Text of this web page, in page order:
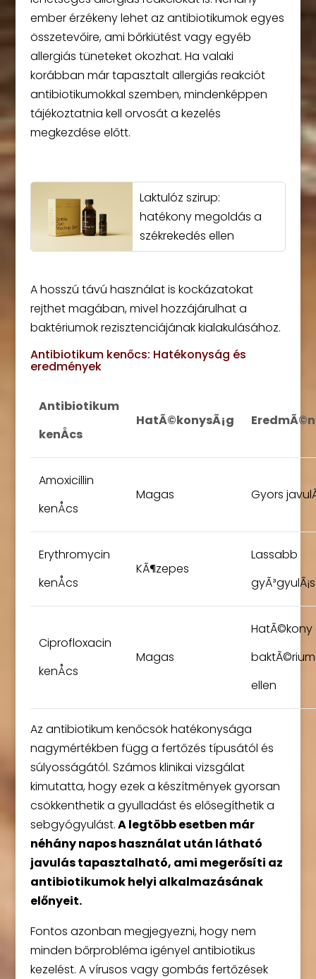
ember érzékeny lehet az antibiotikumok egyes
összetevőire, ami bőrkiütést vagy egyéb
allergiás tüneteket okozhat. Ha valaki
korábban már tapasztalt allergiás reakciót
antibiotikumokkal szemben, mindenképpen
tájékoztatnia kell orvosát a kezelés
megkezdése előtt.
Laktulóz szirup:
hatékony megoldás a
székrekedés ellen
A hosszú távú használat is kockázatokat
rejthet magában, mivel hozzájárulhat a
baktériumok rezisztenciájának kialakulásához.
Antibiotikum kenőcs: Hatékonyság és
eredmények
Antibiotikum
kenÅcs
HatÃ©konysÃ¡g
Amoxicillin
kenÅcs
Magas Gyors
Erythromycin
kenÅcs
KÃ¶zepes
Lassabb
gyÃ³gyulÃ¡s
Ciprofloxacin
kenÅcs
Magas
HatÃ©kony
ellen
Az antibiotikum kenőcsök hatékonysága
nagymértékben függ a fertőzés típusától és
súlyosságától. Számos klinikai vizsgálat
kimutatta, hogy ezek a készítmények gyorsan
csökkenthetik a gyulladást és elősegíthetik a
sebgyógyulást.A legtöbb esetben már
néhány napos használat után látható
javulás tapasztalható, ami megerősíti az
antibiotikumok helyi alkalmazásának
előnyeit.
Fontos azonban megjegyezni, hogy nem
minden bőrprobléma igényel antibiotikus
kezelést. A vírusos vagy gombás fertőzések